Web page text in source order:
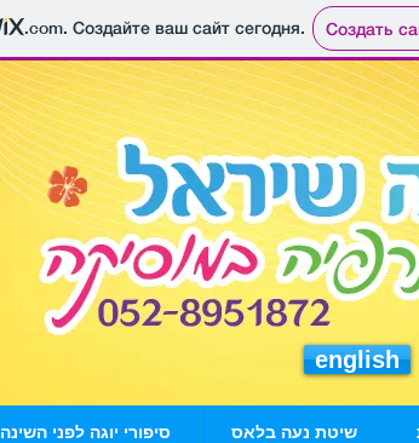
.com. Создайте ваш сайт сегодня. Создать
english
סיפורי יוגה לפני השינה שיטת נעה בלאס